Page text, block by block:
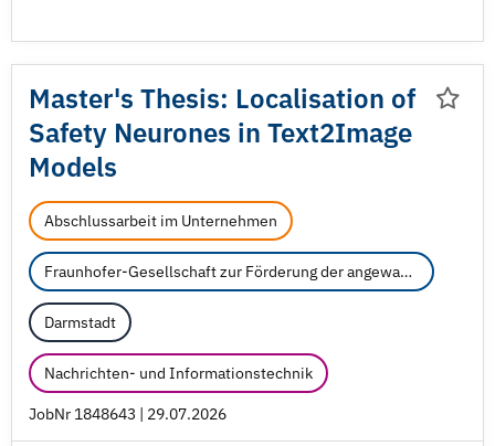
Master's Thesis: Localisation of
Safety Neurones in Text2Image
Models
Abschlussarbeit im Unternehmen
Fraunhofer-Gesellschaft zur Förderung der angewandten Forschung e.V.
Darmstadt
Nachrichten- und Informationstechnik
JobNr 1848643 | 29.07.2026